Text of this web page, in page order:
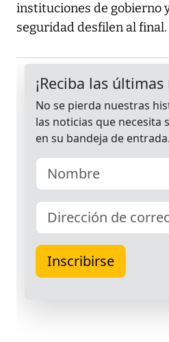
instituciones de gobierno
seguridad desfilen al final.